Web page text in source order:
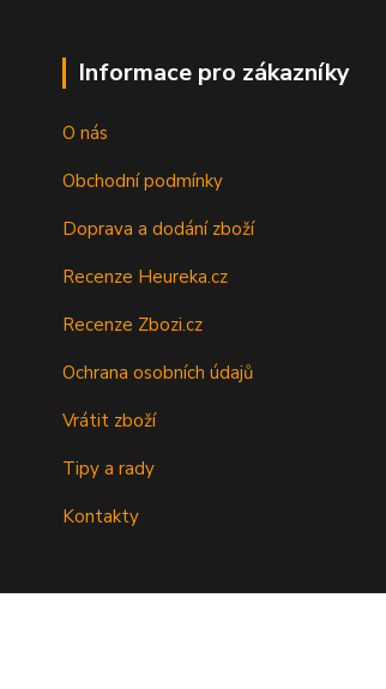
Informace pro zákazníky
O nás
Obchodní podmínky
Doprava a dodání zboží
Recenze Heureka.cz
Recenze Zbozi.cz
Ochrana osobních údajů
Vrátit zboží
Tipy a rady
Kontakty